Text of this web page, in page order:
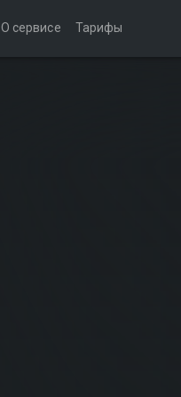
О сервисе Тарифы